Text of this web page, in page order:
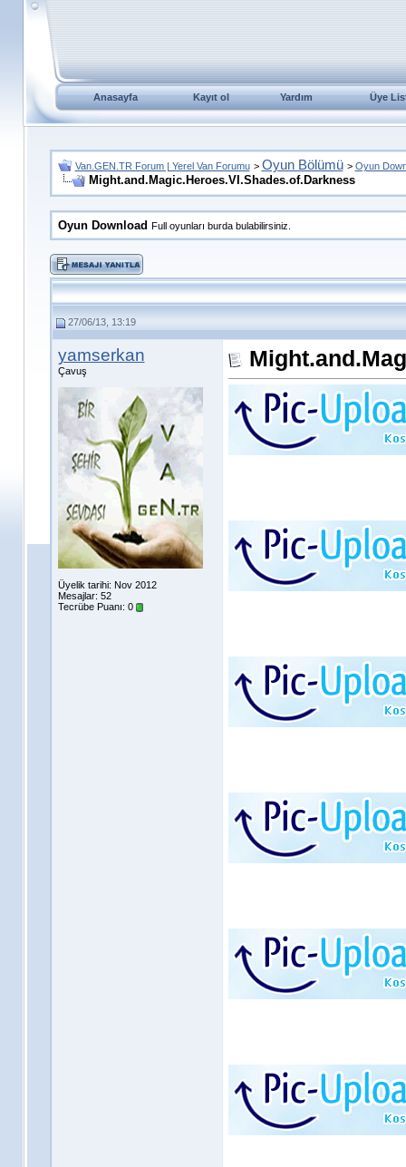
Anasayfa Kayıt ol Yardım Üye
Van.GEN.TR Forum | Yerel Van Forumu > Oyun Bölümü > Oyun
Might.and.Magic.Heroes.VI.Shades.of.Darkness
Oyun Download Full oyunları burda bulabilirsiniz.
27/06/13, 13:19
yamserkan
Çavuş
Üyelik tarihi: Nov 2012
Mesajlar: 52
Tecrübe Puanı: 0